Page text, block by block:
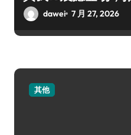
dawei 7 月 27, 2026
其他